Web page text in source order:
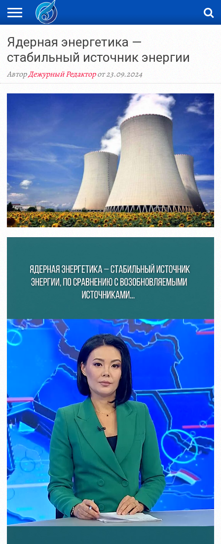
НОВОСТИ
ВИДЕО
ФОТОРЕПОРТАЖИ
ОРКЕН
LIVETV
Ядерная энергетика —
стабильный источник энергии
АвторДежурный Редакторот 23.09.2024